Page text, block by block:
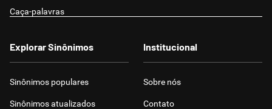
Caça-palavras
Explorar Sinônimos
Sinônimos populares
Sinônimos atualizados
Institucional
Sobre nós
Contato